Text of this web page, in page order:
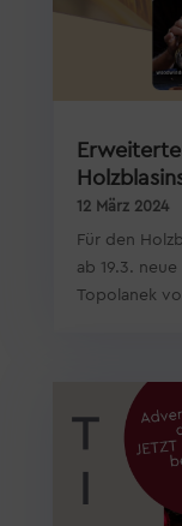
12 März 2024
Für den
ab 19.3.
Topolanek